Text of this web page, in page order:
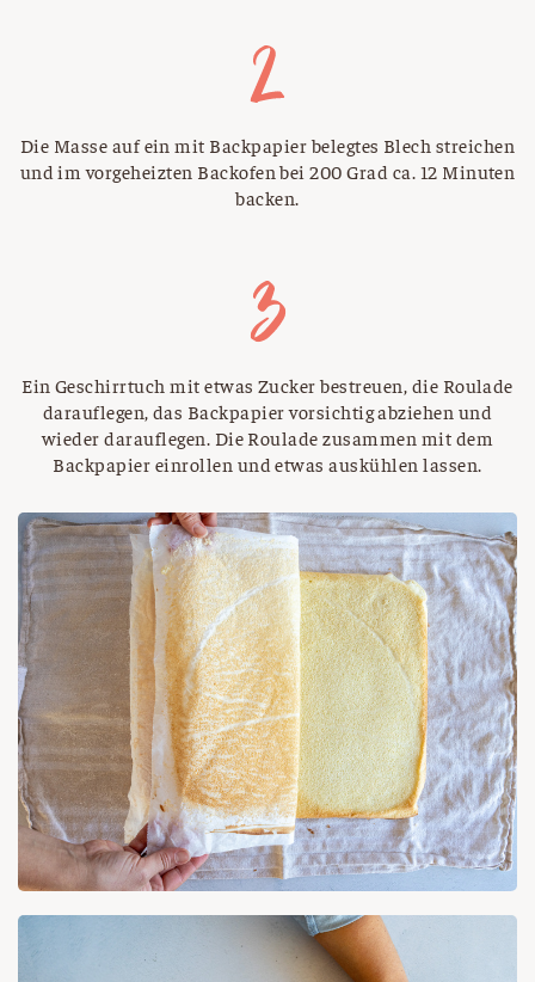
Die Masse auf ein mit Backpapier belegtes Blech streichen
und im vorgeheizten Backofen bei 200 Grad ca. 12 Minuten
backen.
Ein Geschirrtuch mit etwas Zucker bestreuen, die Roulade
darauflegen, das Backpapier vorsichtig abziehen und
wieder darauflegen. Die Roulade zusammen mit dem
Backpapier einrollen und etwas auskühlen lassen.